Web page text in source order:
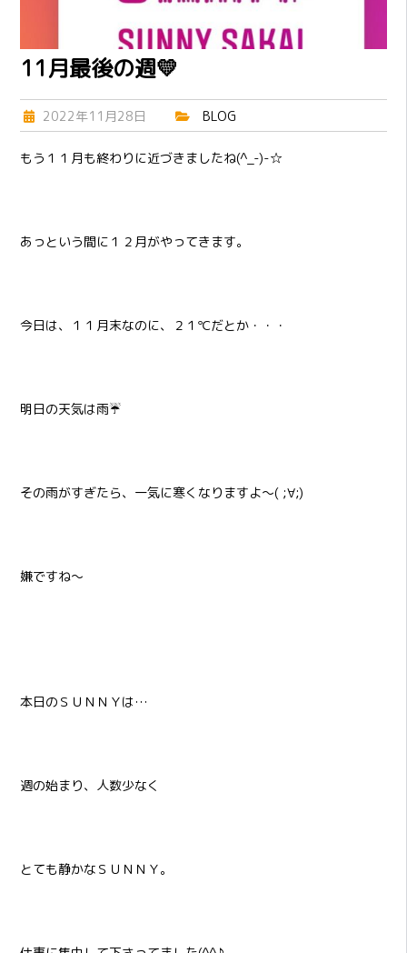
11月最後の週💛
2022年11月28日 BLOG
もう１１月も終わりに近づきましたね(^_-)-☆
あっという間に１２月がやってきます。
今日は、１１月末なのに、２１℃だとか・・・
明日の天気は雨☔
その雨がすぎたら、一気に寒くなりますよ～( ;∀;)
嫌ですね～
本日のＳＵＮＮＹは…
週の始まり、人数少なく
とても静かなＳＵＮＮＹ。